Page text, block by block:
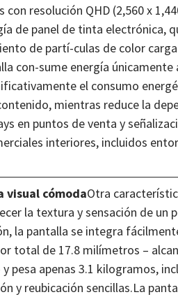
resolución QHD (2,560 x
de panel de tinta electrónica,
de partí-culas de color
con-sume energía
el consumo
mientras reduce la
en puntos de venta y
interiores, incluidos
visual cómodaOtra
la textura y sensación de un
la pantalla se integra
total de 17.8 milímetros –
pesa apenas 3.1 kilogramos,
y reubicación sencillas.La